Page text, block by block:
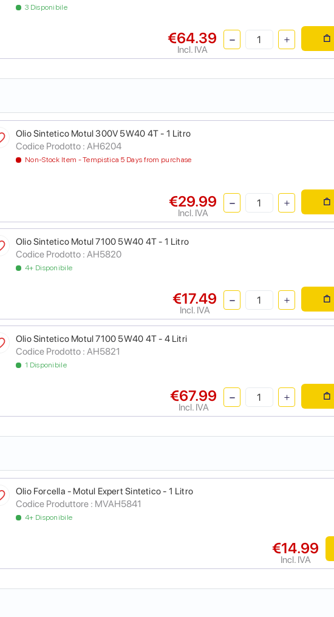
3 Disponibile
€64.39
Incl. IVA
Olio Sintetico Motul 300V 5W40 4T - 1 Litro
Codice Prodotto : AH6204
Non-Stock Item - Tempistica 5 Days from purchase
€29.99
Incl. IVA
Olio Sintetico Motul 7100 5W40 4T - 1 Litro
Codice Prodotto : AH5820
4+ Disponibile
€17.49
Incl. IVA
Olio Sintetico Motul 7100 5W40 4T - 4 Litri
Codice Prodotto : AH5821
1 Disponibile
€67.99
Incl. IVA
Olio Forcella - Motul Expert Sintetico - 1 Litro
Codice Produttore : MVAH5841
4+ Disponibile
€14.99
Incl. IVA